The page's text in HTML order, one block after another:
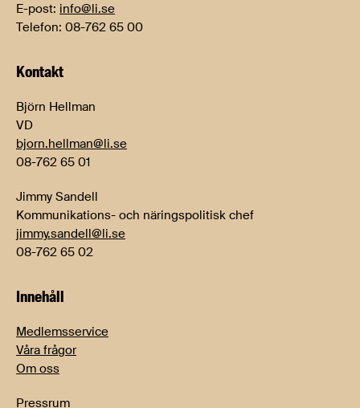
E-post: info@li.se
Telefon: 08-762 65 00
Kontakt
Björn Hellman
VD
bjorn.hellman@li.se
08-762 65 01
Jimmy Sandell
Kommunikations- och näringspolitisk chef
jimmy.sandell@li.se
08-762 65 02
Innehåll
Medlemsservice
Våra frågor
Om oss
Pressrum